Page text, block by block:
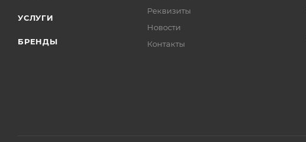
УСЛУГИ
БРЕНДЫ
Реквизиты
Новости
Контакты